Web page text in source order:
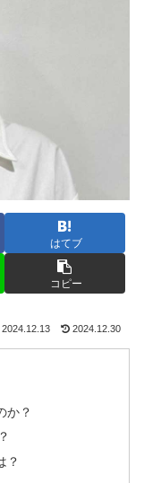
はてブ
コピー
2024.12.13 2024.12.30
か？
？